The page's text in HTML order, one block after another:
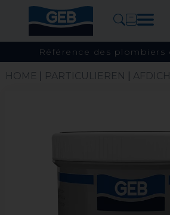
Référence des plombiers
HOME PARTICULIEREN